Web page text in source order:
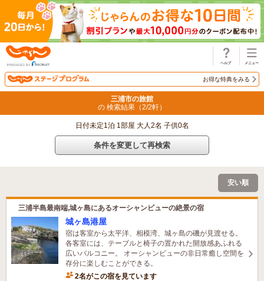
お得な特典をみる
三浦市の旅館
の 検索結果（2/2軒）
日付未定1泊 1部屋 大人2名 子供0名
条件を変更して再検索
安い順
三浦半島最南端,城ヶ島にあるオーシャンビューの絶景の宿
城ヶ島港屋
宿は客室から太平洋、相模湾、城ヶ島の磯が見渡せる。
各客室には、テーブルと椅子の置かれた開放感あふれる
広いバルコニー。 オーシャンビューの非日常癒し空間を
存分に楽しむことができる。
2名がこの宿を見ています